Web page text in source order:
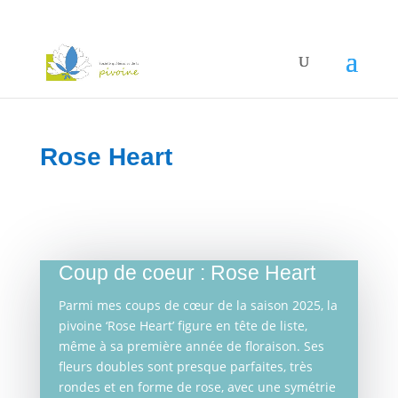
Rose Heart
Coup de coeur : Rose Heart
Parmi mes coups de cœur de la saison 2025, la
pivoine ‘Rose Heart’ figure en tête de liste,
même à sa première année de floraison. Ses
fleurs doubles sont presque parfaites, très
rondes et en forme de rose, avec une symétrie